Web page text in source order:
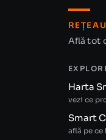
Află tot
Harta
vezi ce
Smart
află pe ce